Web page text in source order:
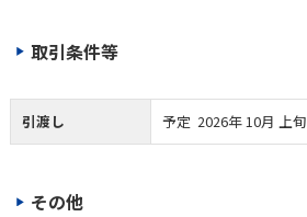
取引条件等
引渡し 予定 2026年 10月 上旬
その他